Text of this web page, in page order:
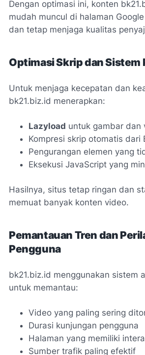
Dengan optimasi ini, konten
mudah muncul di halaman
dan tetap menjaga kualitas
Optimasi Skrip dan Sistem
Untuk menjaga kecepatan dan
bk21.biz.id menerapkan:
Lazyload untuk gambar dan
Kompresi skrip otomatis dari
Pengurangan elemen yang
Eksekusi JavaScript yang
Hasilnya, situs tetap ringan dan
memuat banyak konten video.
Pemantauan Tren dan
Pengguna
bk21.biz.id menggunakan sistem
untuk memantau:
Video yang paling sering
Durasi kunjungan pengguna
Halaman yang memiliki
Sumber trafik paling efektif